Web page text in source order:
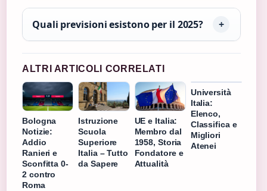
Quali previsioni esistono per il 2025?
ALTRI ARTICOLI CORRELATI
Bologna
Notizie:
Addio
Ranieri e
Sconfitta 0-
2 contro
Roma
Istruzione
Scuola
Superiore
Italia – Tutto
da Sapere
UE e Italia:
Membro dal
1958, Storia
Fondatore e
Attualità
Università
Italia:
Elenco,
Classifica e
Migliori
Atenei